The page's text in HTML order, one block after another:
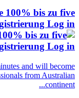
100% bis zu five
Log in
and will become
from Australian
continent...